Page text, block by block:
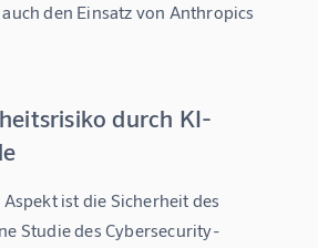
den Einsatz von Anthropics
durch KI-
ist die Sicherheit des
Studie des Cybersecurity-